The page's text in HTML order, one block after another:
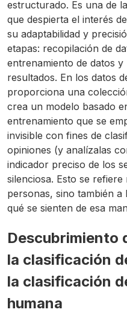
estructurado. Es una de
que despierta el interés
su adaptabilidad y
etapas: recopilación de
entrenamiento de datos
resultados. En los datos
proporciona una
crea un modelo basado
entrenamiento que se
invisible con fines de
opiniones (y analízalas
indicador preciso de los
silenciosa. Esto se
personas, sino también
qué se sienten de esa
Descubrimiento
la clasificación
la clasificación
humana